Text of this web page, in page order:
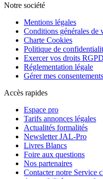
Notre société
Mentions légales
Conditions générales de
Charte Cookies
Politique de
Exercer vos droits RGPD
Réglementation légale
Gérer mes consentements
Accès rapides
Espace pro
Tarifs annonces légales
Actualités formalités
Newsletter JAL-Pro
Livres Blancs
Foire aux questions
Nos partenaires
Contacter notre Service